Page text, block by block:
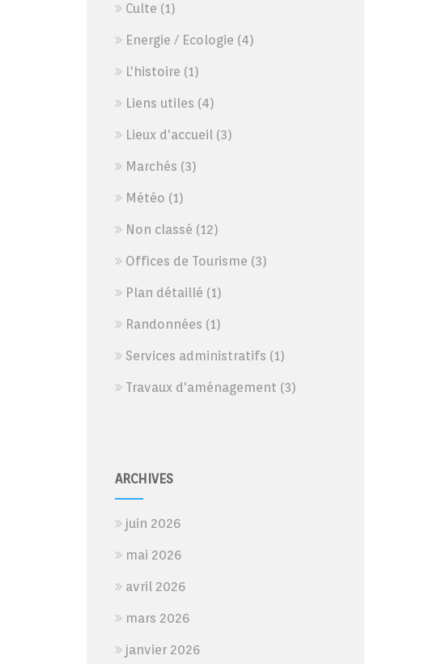
Culte (1)
Energie / Ecologie (4)
L'histoire (1)
Liens utiles (4)
Lieux d'accueil(3)
Marchés (3)
Météo (1)
Non classé (12)
Offices de Tourisme (3)
Plan détaillé (1)
Randonnées (1)
Services administratifs (1)
Travaux d'aménagement (3)
ARCHIVES
juin 2026
mai 2026
avril 2026
mars 2026
janvier 2026